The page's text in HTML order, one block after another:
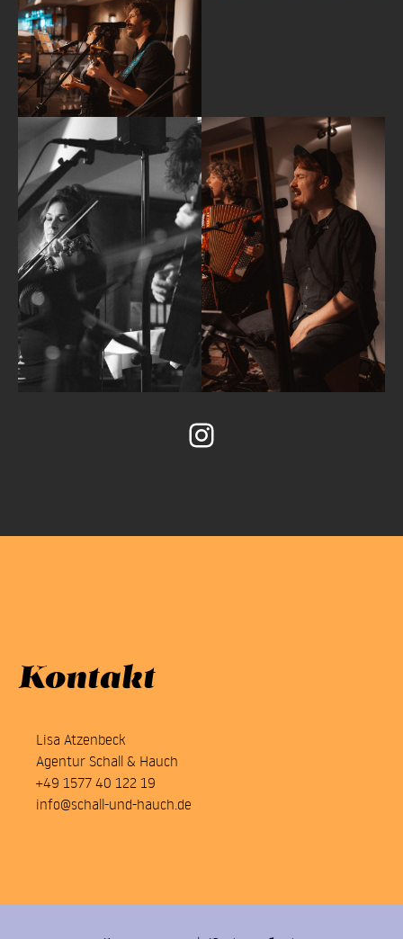
Instagram
Kontakt
Lisa Atzenbeck
Agentur Schall & Hauch
+49 1577 40 122 19
info@schall-und-hauch.de